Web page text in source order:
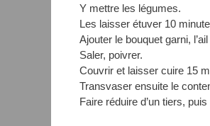
Y mettre les légumes.
Les laisser étuver 10
Ajouter le bouquet garni,
Saler, poivrer.
Couvrir et laisser cuire 15
Transvaser ensuite le
Faire réduire d’un tiers,